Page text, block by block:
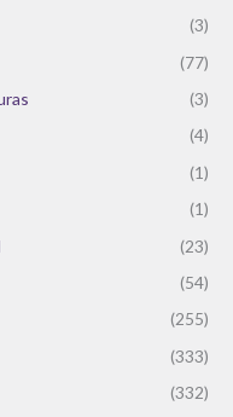
(3)
(77)
(3)
(4)
(1)
(1)
(23)
(54)
(255)
(333)
(332)